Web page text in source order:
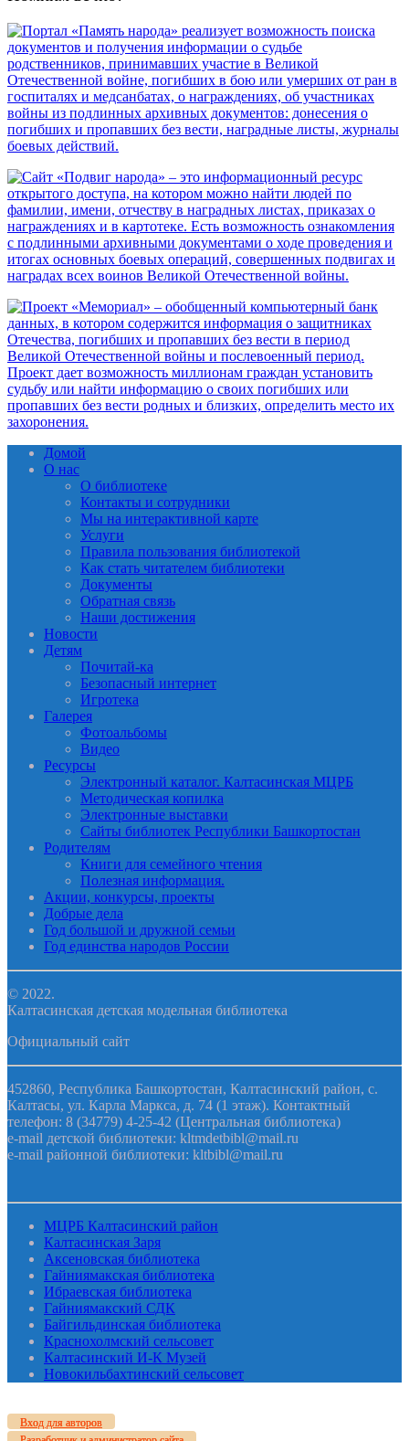
Домой
О нас
О библиотеке
Контакты и сотрудники
Мы на интерактивной карте
Услуги
Правила пользования библиотекой
Как стать читателем библиотеки
Документы
Обратная связь
Наши достижения
Новости
Детям
Почитай-ка
Безопасный интернет
Игротека
Галерея
Фотоальбомы
Видео
Ресурсы
Электронный каталог. Калтасинская МЦРБ
Методическая копилка
Электронные выставки
Сайты библиотек Республики Башкортостан
Родителям
Книги для семейного чтения
Полезная информация.
Акции, конкурсы, проекты
Добрые дела
Год большой и дружной семьи
Год единства народов России
© 2022.
Калтасинская детская модельная библиотека
Официальный сайт
452860, Республика Башкортостан, Калтасинский район, с.
Калтасы, ул. Карла Маркса, д. 74 (1 этаж). Контактный
телефон: 8 (34779) 4-25-42 (Центральная библиотека)
e-mail детской библиотеки: kltmdetbibl@mail.ru
e-mail районной библиотеки: kltbibl@mail.ru
МЦРБ Калтасинский район
Калтасинская Заря
Аксеновская библиотека
Гайниямакская библиотека
Ибраевская библиотека
Гайниямакский СДК
Байгильдинская библиотека
Краснохолмский сельсовет
Калтасинский И-К Музей
Новокильбахтинский сельсовет
Вход для авторов